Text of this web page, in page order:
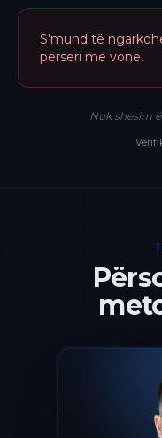
S'mund të
përsëri më vonë.
Nuk shesim